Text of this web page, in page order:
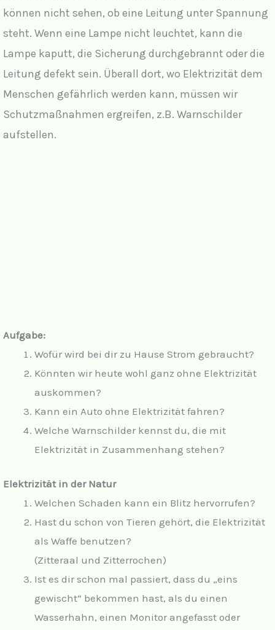
können nicht sehen, ob eine Leitung unter Spannung
steht. Wenn eine Lampe nicht leuchtet, kann die
Lampe kaputt, die Sicherung durchgebrannt oder die
Leitung defekt sein. Überall dort, wo Elektrizität dem
Menschen gefährlich werden kann, müssen wir
Schutzmaßnahmen ergreifen, z.B. Warnschilder
aufstellen.
Aufgabe:
Wofür wird bei dir zu Hause Strom gebraucht?
Könnten wir heute wohl ganz ohne Elektrizität
auskommen?
Kann ein Auto ohne Elektrizität fahren?
Welche Warnschilder kennst du, die mit
Elektrizität in Zusammenhang stehen?
Elektrizität in der Natur
Welchen Schaden kann ein Blitz hervorrufen?
Hast du schon von Tieren gehört, die Elektrizität
als Waffe benutzen?
(Zitteraal und Zitterrochen)
Ist es dir schon mal passiert, dass du „eins
gewischt“ bekommen hast, als du einen
Wasserhahn, einen Monitor angefasst oder